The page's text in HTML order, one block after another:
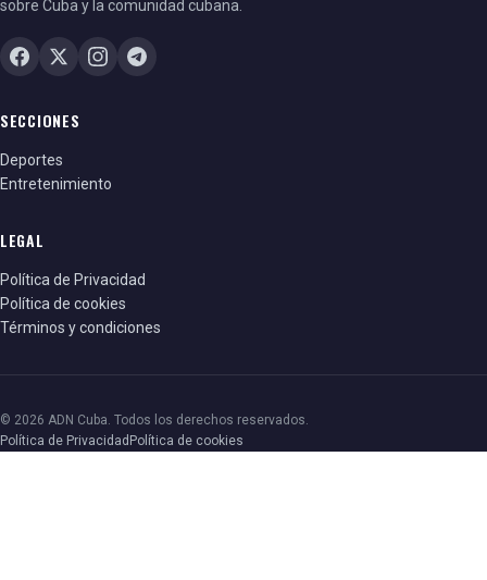
sobre Cuba y la comunidad cubana.
SECCIONES
Deportes
Entretenimiento
LEGAL
Política de Privacidad
Política de cookies
Términos y condiciones
© 2026 ADN Cuba. Todos los derechos reservados.
Política de Privacidad Política de cookies